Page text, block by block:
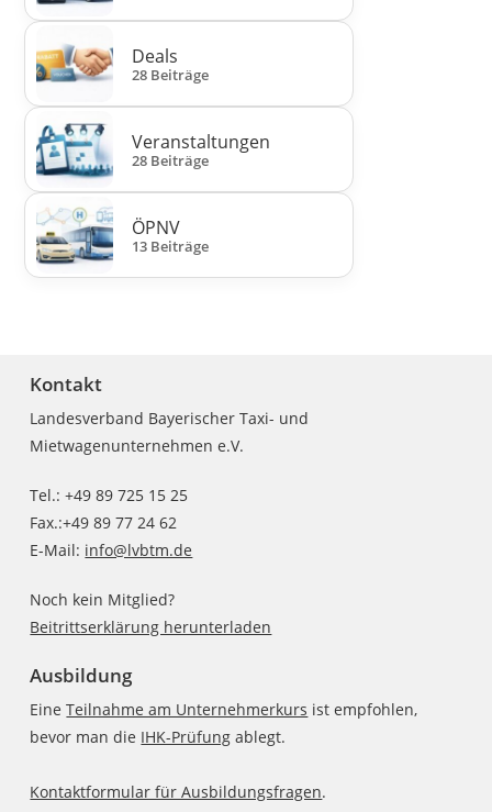
Deals
28 Beiträge
Veranstaltungen
28 Beiträge
ÖPNV
13 Beiträge
Kontakt
Landesverband Bayerischer Taxi- und
Mietwagenunternehmen e.V.
Tel.: +49 89 725 15 25
Fax.:+49 89 77 24 62
E-Mail: info@lvbtm.de
Noch kein Mitglied?
Beitrittserklärung herunterladen
Ausbildung
EineTeilnahme am Unternehmerkurs ist empfohlen,
bevor man die IHK-Prüfung ablegt.
Kontaktformular für Ausbildungsfragen.